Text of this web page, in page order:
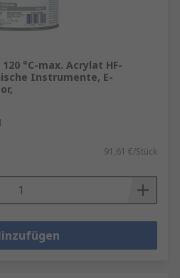
°C-max. Acrylat HF-
Instrumente, E-
91,61 €/Stück